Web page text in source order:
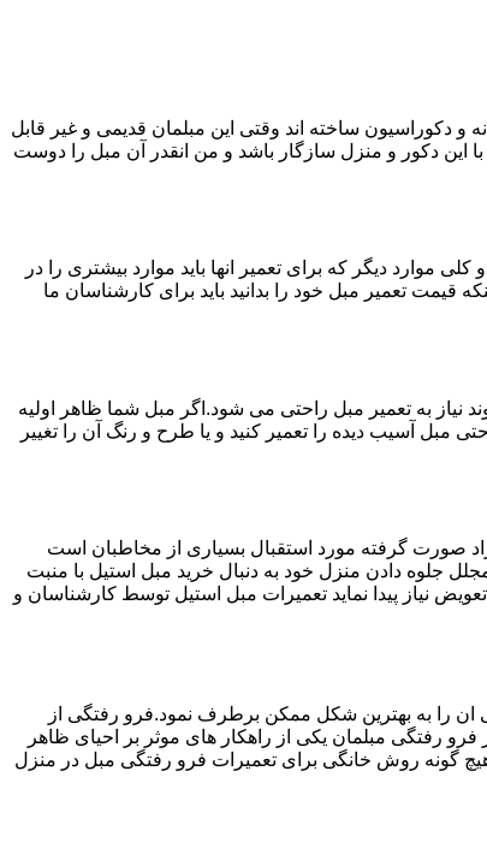
و دکوراسیون ساخته اند وقتی این مبلمان قدیمی و غیر قابل
این دکور و منزل سازگار باشد و من انقدر آن مبل را دوست
دیگر که برای تعمیر انها باید موارد بیشتری را در
تعمیر مبل خود را بدانید باید برای کارشناسان ما
به تعمیر مبل راحتی می شود.اگر مبل شما ظاهر اولیه
مبل آسیب دیده را تعمیر کنید و یا طرح و رنگ آن را تغییر
صورت گرفته مورد استقبال بسیاری از مخاطبان است
جلوه دادن منزل خود به دنبال خرید مبل استیل با منبت
نیاز پیدا نماید تعمیرات مبل استیل توسط کارشناسان و
ان را به بهترین شکل ممکن برطرف نمود.فرو رفتگی از
رفتگی مبلمان یکی از راهکار های موثر بر احیای ظاهر
گونه روش خانگی برای تعمیرات فرو رفتگی مبل در منزل